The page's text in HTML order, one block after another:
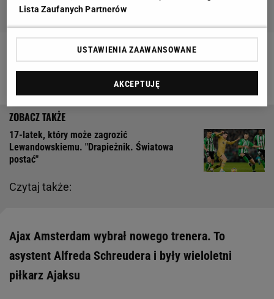
Zobacz wideoKrzynówek wskazał wzór dla
Czytaj także:
17-latek, który może zagrozić
Lewandowskiemu. "Drapieżnik. Światowa
postać"
Ajax Amsterdam wybrał nowego trenera. To
asystent Alfreda Schreudera i były wieloletni
piłkarz Ajaksu
Lista Zaufanych Partnerów
USTAWIENIA ZAAWANSOWANE
AKCEPTUJĘ